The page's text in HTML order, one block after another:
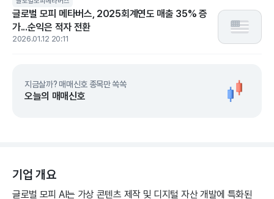
글로벌 모피 메타버스, 2025회계연도 매출 35% 증
가...순익은 적자 전환
2026.01.12 20:11
지금살까? 매매신호 종목만 쏙쏙
오늘의 매매신호
기업 개요
글로벌 모피 AI는 가상 콘텐츠 제작 및 디지털 자산 개발에 특화된